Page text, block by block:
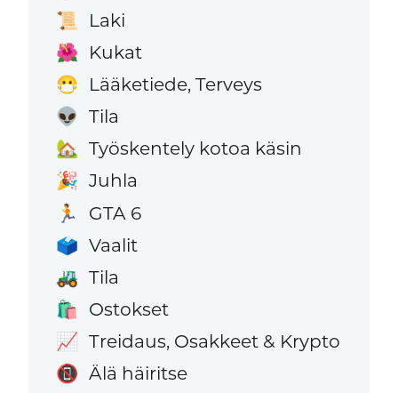
📜 Laki
🌺 Kukat
😷 Lääketiede, Terveys
👽 Tila
🏡 Työskentely kotoa käsin
🎉 Juhla
🏃 GTA 6
🗳️ Vaalit
🚜 Tila
🛍️ Ostokset
📈 Treidaus, Osakkeet & Krypto
📵 Älä häiritse